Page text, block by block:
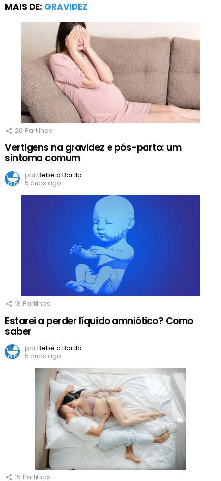
MAIS DE: GRAVIDEZ
20 Partilhas
Vertigens na gravidez e pós-parto: um
sintoma comum
porBebé a Bordo
5 anos ago
18 Partilhas
Estarei a perder líquido amniótico? Como
saber
porBebé a Bordo
5 anos ago
15 Partilhas